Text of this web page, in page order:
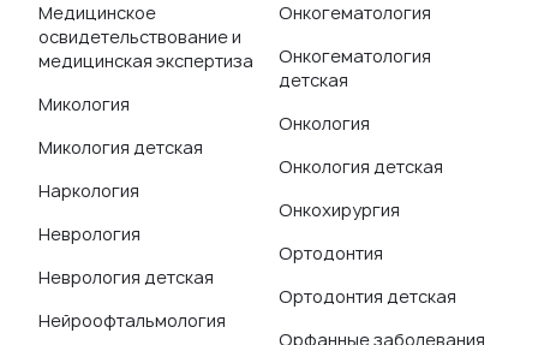
Медицинское
освидетельствование и
медицинская экспертиза
Микология
Микология детская
Наркология
Неврология
Неврология детская
Нейроофтальмология
Онкогематология
Онкогематология
детская
Онкология
Онкология детская
Онкохирургия
Ортодонтия
Ортодонтия детская
Орфанные заболевания